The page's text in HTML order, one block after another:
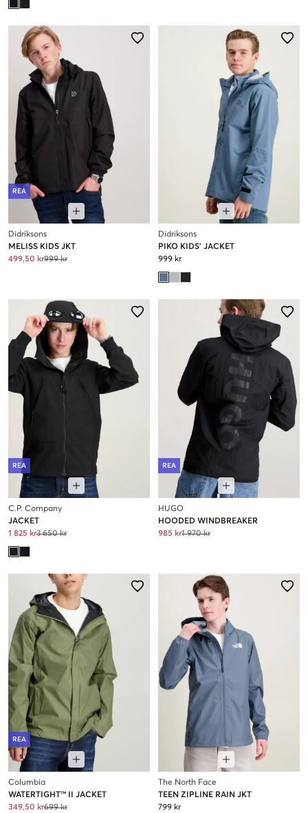
REA
Didriksons
MELISS KIDS JKT
499,50 kr999 kr
Didriksons
PIKO KIDS' JACKET
999 kr
REA
C.P. Company
JACKET
1 825 kr3 650 kr
REA
HUGO
HOODED WINDBREAKER
985 kr1 970 kr
REA
Columbia
WATERTIGHT™ II JACKET
349,50 kr699 kr
The North Face
TEEN ZIPLINE RAIN JKT
799 kr